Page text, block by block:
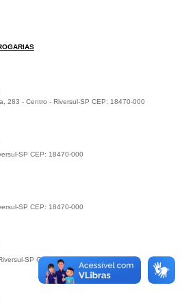
Informação
283 - Centro - Riversul-SP CEP: 18470-000
SP CEP: 18470-000
SP CEP: 18470-000
SP CEP: 18470-000